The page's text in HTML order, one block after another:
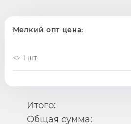
Мелкий опт цена:
1 шт
Итого:
Общая сумма: